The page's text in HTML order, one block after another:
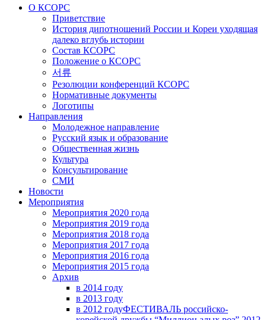
О КСОРС
Приветствие
История дипотношений России и Кореи уходящая
далеко вглубь истории
Состав КСОРС
Положение о КСОРС
서류
Резолюции конференций КСОРС
Нормативные документы
Логотипы
Направления
Молодежное направление
Русский язык и образование
Общественная жизнь
Культура
Консультирование
СМИ
Новости
Мероприятия
Мероприятия 2020 года
Мероприятия 2019 года
Мероприятия 2018 годa
Мероприятия 2017 года
Мероприятия 2016 года
Мероприятия 2015 года
Архив
в 2014 году
в 2013 году
в 2012 годуФЕСТИВАЛЬ российско-